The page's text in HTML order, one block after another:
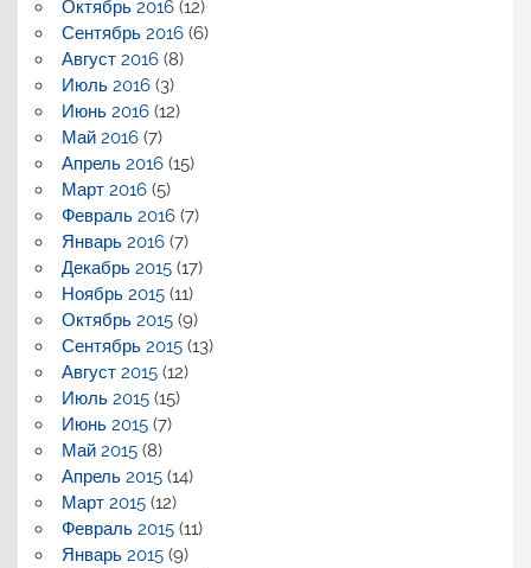
Октябрь 2016(12)
Сентябрь 2016(6)
Август 2016(8)
Июль 2016(3)
Июнь 2016(12)
Май 2016(7)
Апрель 2016(15)
Март 2016(5)
Февраль 2016(7)
Январь 2016(7)
Декабрь 2015(17)
Ноябрь 2015(11)
Октябрь 2015(9)
Сентябрь 2015(13)
Август 2015(12)
Июль 2015(15)
Июнь 2015(7)
Май 2015(8)
Апрель 2015(14)
Март 2015(12)
Февраль 2015(11)
Январь 2015(9)